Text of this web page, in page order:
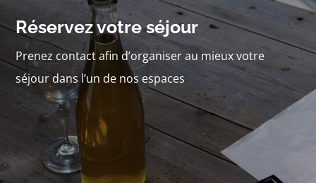
Réservez votre séjour
Prenez contact afin d’organiser au mieux votre
séjour dans l’un de nos espaces